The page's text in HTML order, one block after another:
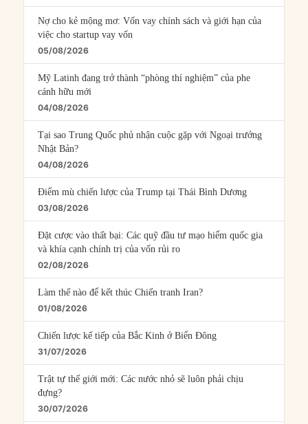
Nợ cho kẻ mộng mơ: Vốn vay chính sách và giới hạn của
việc cho startup vay vốn
05/08/2026
Mỹ Latinh đang trở thành “phòng thí nghiệm” của phe
cánh hữu mới
04/08/2026
Tại sao Trung Quốc phủ nhận cuộc gặp với Ngoại trưởng
Nhật Bản?
04/08/2026
Điểm mù chiến lược của Trump tại Thái Bình Dương
03/08/2026
Đặt cược vào thất bại: Các quỹ đầu tư mạo hiểm quốc gia
và khía cạnh chính trị của vốn rủi ro
02/08/2026
Làm thế nào để kết thúc Chiến tranh Iran?
01/08/2026
Chiến lược kế tiếp của Bắc Kinh ở Biển Đông
31/07/2026
Trật tự thế giới mới: Các nước nhỏ sẽ luôn phải chịu
đựng?
30/07/2026